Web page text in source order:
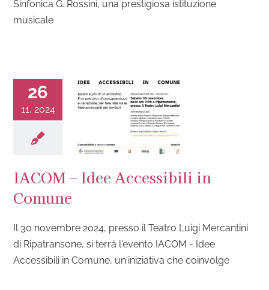
Sinfonica G. Rossini, una prestigiosa istituzione
musicale
26
11, 2024
IACOM – Idee Accessibili in
Comune
Il 30 novembre 2024, presso il Teatro Luigi Mercantini
di Ripatransone, si terrà l'evento IACOM - Idee
Accessibili in Comune, un'iniziativa che coinvolge